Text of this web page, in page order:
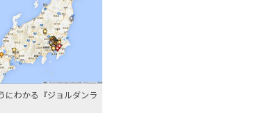
にわかる『ジョルダンラ